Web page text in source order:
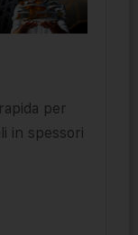
per
in spessori